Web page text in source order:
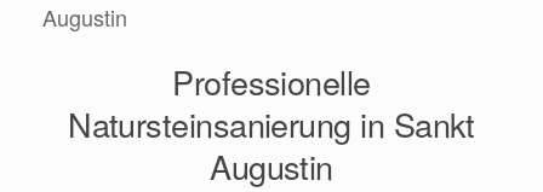
Augustin
Professionelle
Natursteinsanierung in Sankt
Augustin